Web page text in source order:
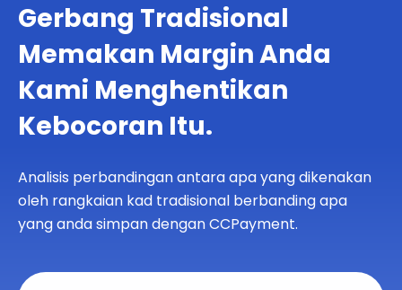
Gerbang Tradisional
Memakan Margin Anda
Kami Menghentikan
Kebocoran Itu.
Analisis perbandingan antara apa yang dikenakan
oleh rangkaian kad tradisional berbanding apa
yang anda simpan dengan CCPayment.